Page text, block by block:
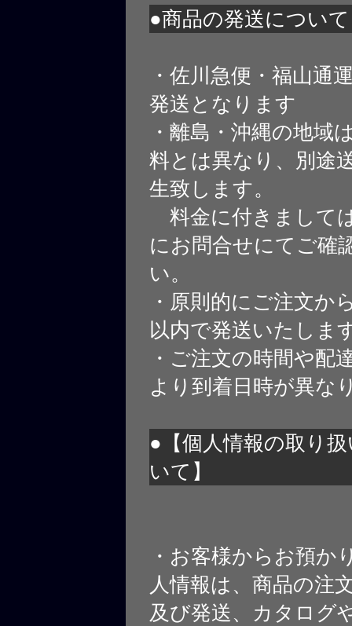
●商品の発送について
・佐川急便・福山通
発送となります
・離島・沖縄の地域
料とは異なり、別途
生致します。
料金に付きまして
にお問合せにてご確
い。
・原則的にご注文か
以内で発送いたしま
・ご注文の時間や配
より到着日時が異な
●【個人情報の取り
いて】
・お客様からお預か
人情報は、商品の注
及び発送、カタログ